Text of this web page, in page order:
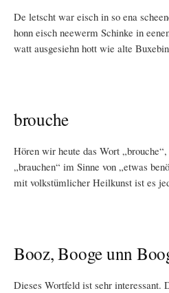
De letscht war eisch in so ena
honn eisch neewerm Schinke in
watt ausgesiehn hott wie alte
brouche
Hören wir heute das Wort
„brauchen“ im Sinne von „etwas
mit volkstümlicher Heilkunst ist es
Booz, Booge unn
Dieses Wortfeld ist sehr interessant.